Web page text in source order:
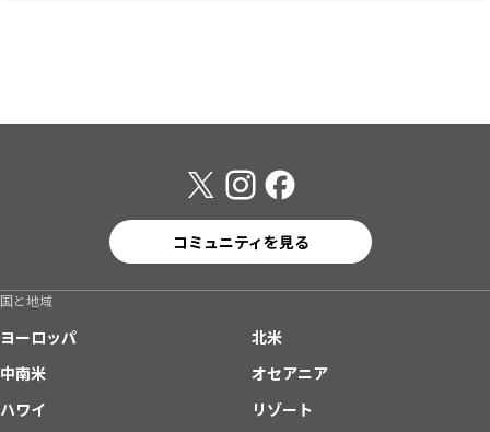
コミュニティを見る
国と地域
ヨーロッパ
北米
中南米
オセアニア
ハワイ
リゾート